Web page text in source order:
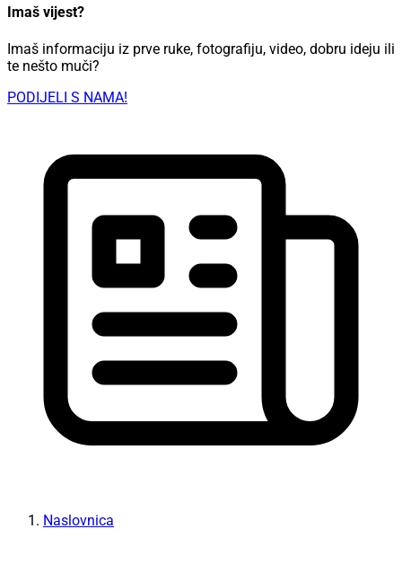
Imaš vijest?
Imaš informaciju iz prve ruke, fotografiju, video, dobru ideju ili
te nešto muči?
PODIJELI S NAMA!
Naslovnica